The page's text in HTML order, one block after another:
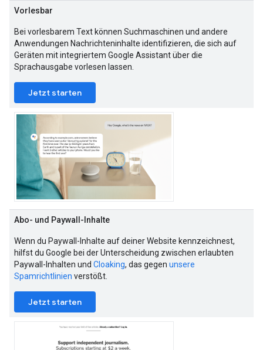
Vorlesbar
Bei vorlesbarem Text können Suchmaschinen und andere
Anwendungen Nachrichteninhalte identifizieren, die sich auf
Geräten mit integriertem Google Assistant über die
Sprachausgabe vorlesen lassen.
Jetzt starten
Abo- und Paywall-Inhalte
Wenn du Paywall-Inhalte auf deiner Website kennzeichnest,
hilfst du Google bei der Unterscheidung zwischen erlaubten
Paywall-Inhalten und Cloaking, das gegen unsere
Spamrichtlinien verstößt.
Jetzt starten